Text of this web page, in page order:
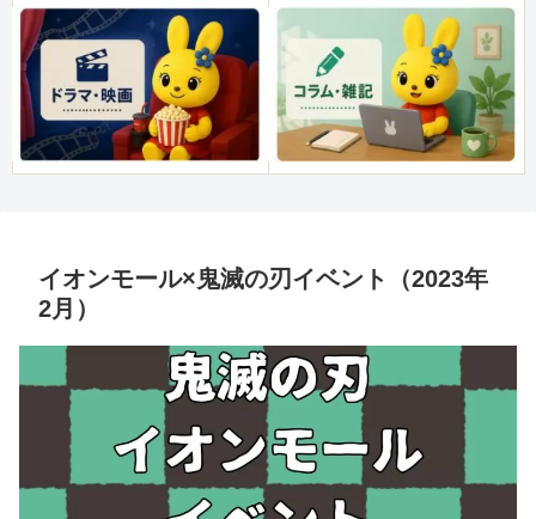
イオンモール×鬼滅の刃イベント（2023年
2月）